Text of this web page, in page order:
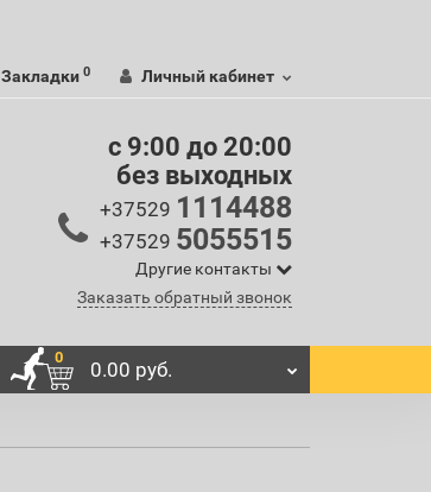
Закладки 0 Личный кабинет
c 9:00 до 20:00
без выходных
+37529 1114488
+37529 5055515
Другие контакты
Заказать обратный звонок
0
0.00 руб.